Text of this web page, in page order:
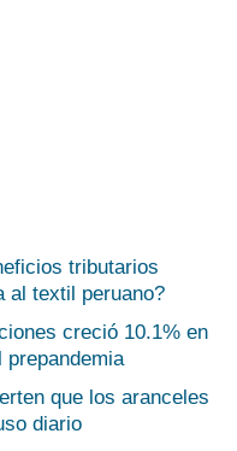
tributarios
al textil peruano?
creció 10.1% en
prepandemia
que los aranceles
diario